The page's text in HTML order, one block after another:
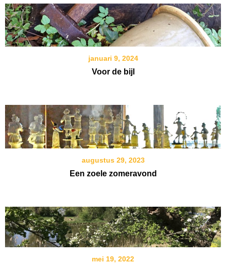
januari 9, 2024
Voor de bijl
augustus 29, 2023
Een zoele zomeravond
mei 19, 2022